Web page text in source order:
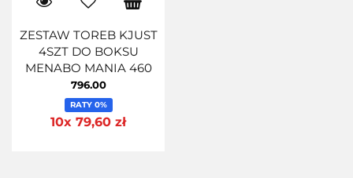
ZESTAW TOREB KJUST
4SZT DO BOKSU
MENABO MANIA 460
796.00
RATY 0%
10x 79,60 zł